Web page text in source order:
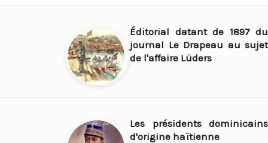
Éditorial datant de 1897 du
journal Le Drapeau au sujet
de l'affaire Lüders
Les présidents dominicains
d'origine haïtienne